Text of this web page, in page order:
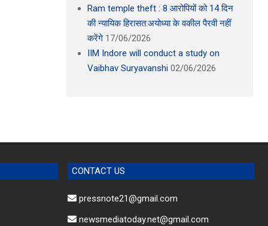
Ram temple theft : 8 आरोपियों को 14 दिन
की न्यायिक हिरासत:अयोध्या के वकील पैरवी नहीं
करेंगे 17/06/2026
IIM Indore will conduct a study on
Vaibhav Suryavanshi 02/06/2026
CONTACT US
pressnote21@gmail.com
newsmediatoday.net@gmail.com